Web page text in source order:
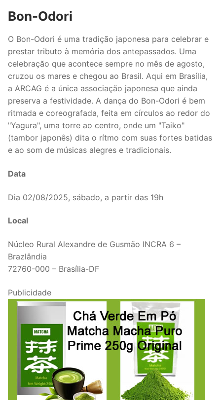
Bon-Odori
O Bon-Odori é uma tradição japonesa para celebrar e
prestar tributo à memória dos antepassados. Uma
celebração que acontece sempre no mês de agosto,
cruzou os mares e chegou ao Brasil. Aqui em Brasília,
a ARCAG é a única associação japonesa que ainda
preserva a festividade. A dança do Bon-Odori é bem
ritmada e coreografada, feita em círculos ao redor do
"Yagura", uma torre ao centro, onde um "Taiko"
(tambor japonês) dita o rítmo com suas fortes batidas
e ao som de músicas alegres e tradicionais.
Data
Dia 02/08/2025, sábado, a partir das 19h
Local
Núcleo Rural Alexandre de Gusmão INCRA 6 –
Brazlândia
72760-000 – Brasília-DF
Publicidade